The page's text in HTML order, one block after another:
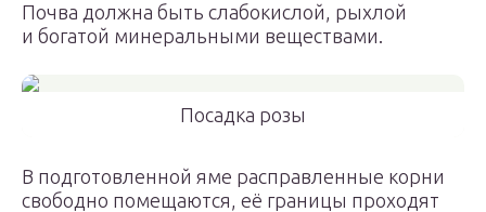
Почва должна быть слабокислой, рыхлой
и богатой минеральными веществами.
Посадка розы
В подготовленной яме расправленные корни
свободно помещаются, её границы проходят